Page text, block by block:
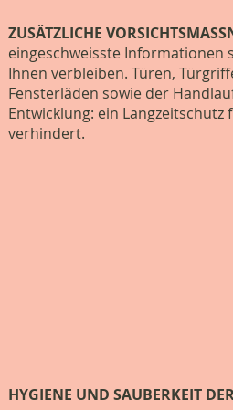
ZUSÄTZLICHE
eingeschweisste Informationen
Ihnen verbleiben. Türen,
Fensterläden sowie der
Entwicklung: ein
verhindert.
HYGIENE UND SAUBERKEIT